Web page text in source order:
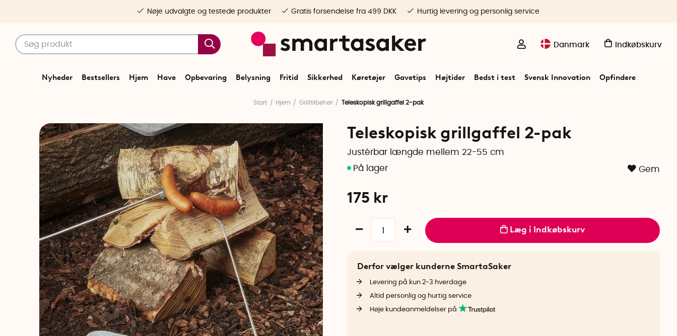
Danmark Indkøbskurv
Nyheder Bestsellers Hjem Have Opbevaring Belysning Fritid Sikkerhed Køretøjer Gavetips Højtider Bedst i test Svensk Innovation Opfindere
Nøje udvalgte og testede produkter Gratis forsendelse fra 499 DKK Hurtig levering og personlig service
Start Hjem Grilltilbehør Teleskopisk grillgaffel 2-pak
Teleskopisk grillgaffel 2-pak
Justérbar længde mellem 22-55 cm
Gem
175 kr
Læg i Indkøbskurv
Derfor vælger kunderne SmartaSaker
Levering på kun 2-3 hverdage
Altid personlig og hurtig service
Høje kundeanmeldelser på